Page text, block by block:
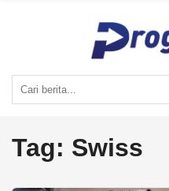
Tag: Swiss